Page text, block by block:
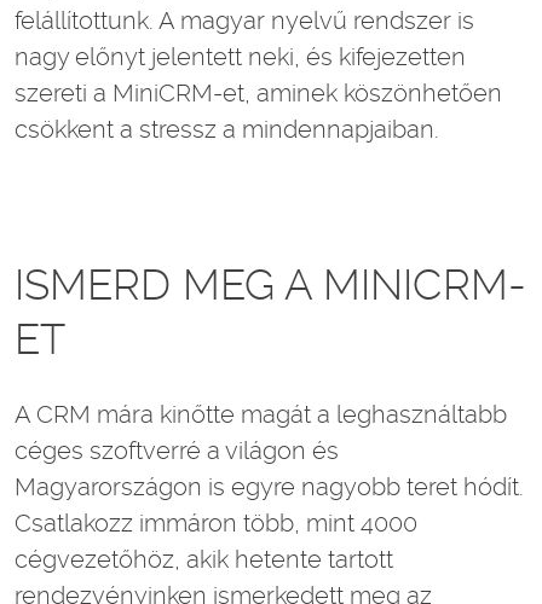
felállítottunk. A magyar nyelvű rendszer is
nagy előnyt jelentett neki, és kifejezetten
szereti a MiniCRM-et, aminek köszönhetően
csökkent a stressz a mindennapjaiban.
ISMERD MEG A MINICRM-
ET
A CRM mára kinőtte magát a leghasználtabb
céges szoftverré a világon és
Magyarországon is egyre nagyobb teret hódít.
Csatlakozz immáron több, mint 4000
cégvezetőhöz, akik hetente tartott
rendezvényinken ismerkedett meg az